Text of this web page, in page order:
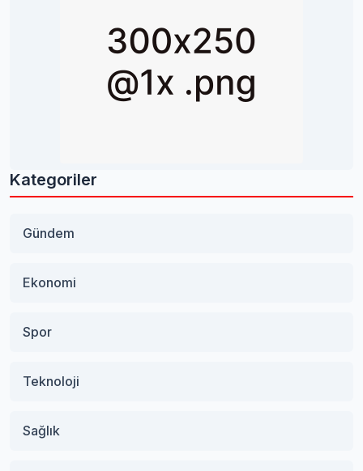
Kategoriler
Gündem
Ekonomi
Spor
Teknoloji
Sağlık